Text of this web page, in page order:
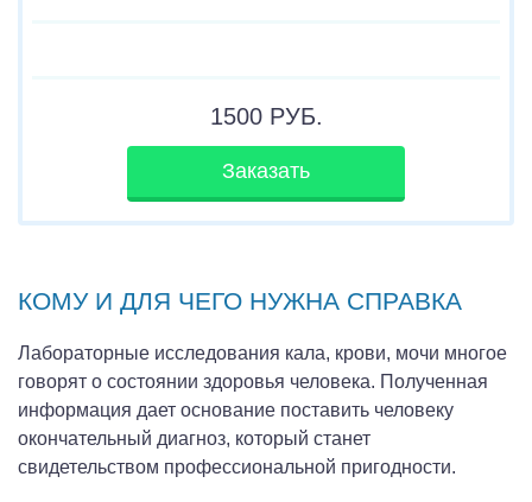
1500РУБ.
Заказать
КОМУ И ДЛЯ ЧЕГО НУЖНА СПРАВКА
Лабораторные исследования кала, крови, мочи многое
говорят о состоянии здоровья человека. Полученная
информация дает основание поставить человеку
окончательный диагноз, который станет
свидетельством профессиональной пригодности.